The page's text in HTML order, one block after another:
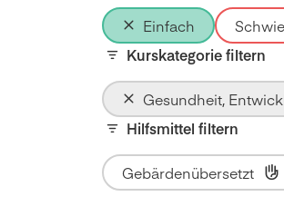
Einfach
Kurskategorie filtern
Gesundheit,
Hilfsmittel filtern
Gebärdenübersetzt